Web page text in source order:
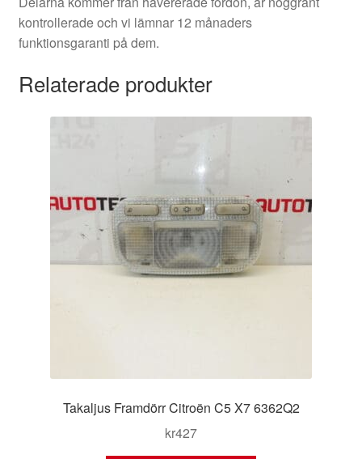
kontrollerade och vi lämnar 12 månaders
funktionsgaranti på dem.
Relaterade produkter
Takaljus Framdörr Citroën C5 X7 6362Q2
kr427